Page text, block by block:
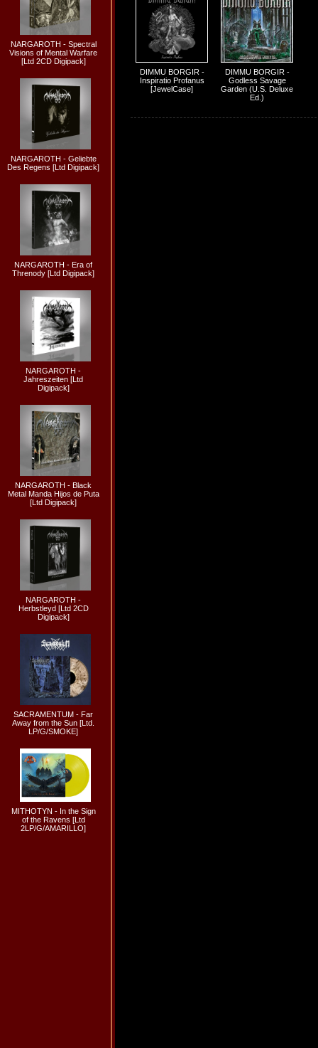
NARGAROTH - Spectral
Visions of Mental Warfare
[Ltd 2CD Digipack]
NARGAROTH - Geliebte
Des Regens [Ltd Digipack]
NARGAROTH - Era of
Threnody [Ltd Digipack]
NARGAROTH -
Jahreszeiten [Ltd
Digipack]
NARGAROTH - Black
Metal Manda Hijos de Puta
[Ltd Digipack]
NARGAROTH -
Herbstleyd [Ltd 2CD
Digipack]
SACRAMENTUM - Far
Away from the Sun [Ltd.
LP/G/SMOKE]
MITHOTYN - In the Sign
of the Ravens [Ltd
2LP/G/AMARILLO]
DIMMU BORGIR -
Inspiratio Profanus
[JewelCase]
DIMMU BORGIR -
Godless Savage
Garden (U.S. Deluxe
Ed.)